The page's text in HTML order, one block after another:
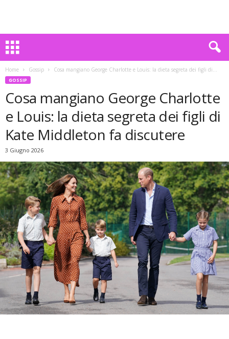
Home Gossip Cosa mangiano George Charlotte e Louis: la dieta segreta dei figli di...
GOSSIP
Cosa mangiano George Charlotte
e Louis: la dieta segreta dei figli di
Kate Middleton fa discutere
3 Giugno 2026